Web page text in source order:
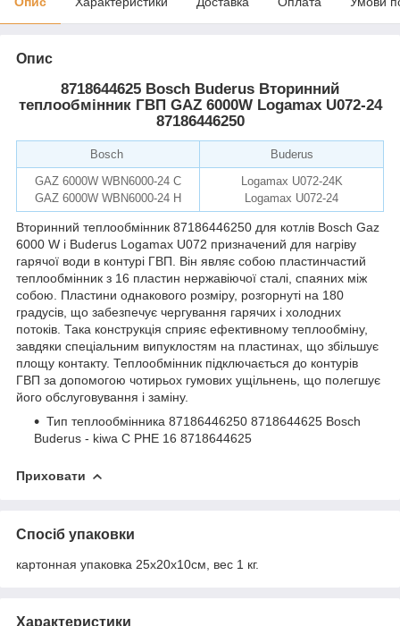
Опис
8718644625 Bosch Buderus Вторинний
теплообмінник ГВП GAZ 6000W Logamax U072-24
87186446250
Bosch
Buderus
GAZ 6000W WBN6000-24 C
GAZ 6000W WBN6000-24 H
Logamax U072-24K
Logamax U072-24
Вторинний теплообмінник 87186446250 для котлів Bosch Gaz
6000 W і Buderus Logamax U072 призначений для нагріву
гарячої води в контурі ГВП. Він являє собою пластинчастий
теплообмінник з 16 пластин нержавіючої сталі, спаяних між
собою. Пластини однакового розміру, розгорнуті на 180
градусів, що забезпечує чергування гарячих і холодних
потоків. Така конструкція сприяє ефективному теплообміну,
завдяки спеціальним випуклостям на пластинах, що збільшує
площу контакту. Теплообмінник підключається до контурів
ГВП за допомогою чотирьох гумових ущільнень, що полегшує
його обслуговування і заміну.
Тип теплообмінника 87186446250 8718644625 Bosch
Buderus - kiwa C PHE 16 8718644625
Приховати
Спосіб упаковки
картонная упаковка 25х20х10см, вес 1 кг.
Характеристики